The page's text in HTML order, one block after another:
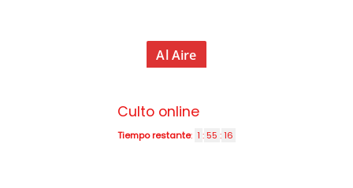
Al Aire
Culto online
Tiempo restante: 1 :55 :16